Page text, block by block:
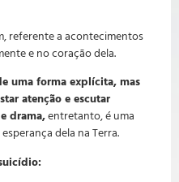
referente a acontecimentos
e no coração dela.
uma forma explícita, mas
atenção e escutar
drama,entretanto, é uma
dela na Terra.